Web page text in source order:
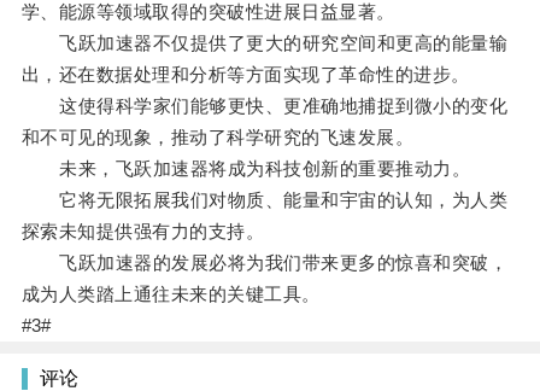
学、能源等领域取得的突破性进展日益显著。
飞跃加速器不仅提供了更大的研究空间和更高的能量输
出，还在数据处理和分析等方面实现了革命性的进步。
这使得科学家们能够更快、更准确地捕捉到微小的变化
和不可见的现象，推动了科学研究的飞速发展。
未来，飞跃加速器将成为科技创新的重要推动力。
它将无限拓展我们对物质、能量和宇宙的认知，为人类
探索未知提供强有力的支持。
飞跃加速器的发展必将为我们带来更多的惊喜和突破，
成为人类踏上通往未来的关键工具。
#3#
评论